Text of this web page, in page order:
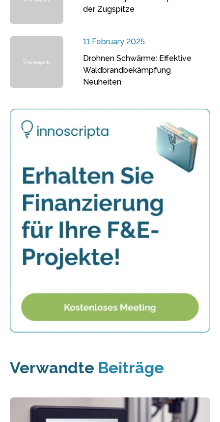
der Zugspitze
11 February 2025
Drohnen Schwärme: Effektive
Waldbrandbekämpfung
Neuheiten
Verwandte Beiträge